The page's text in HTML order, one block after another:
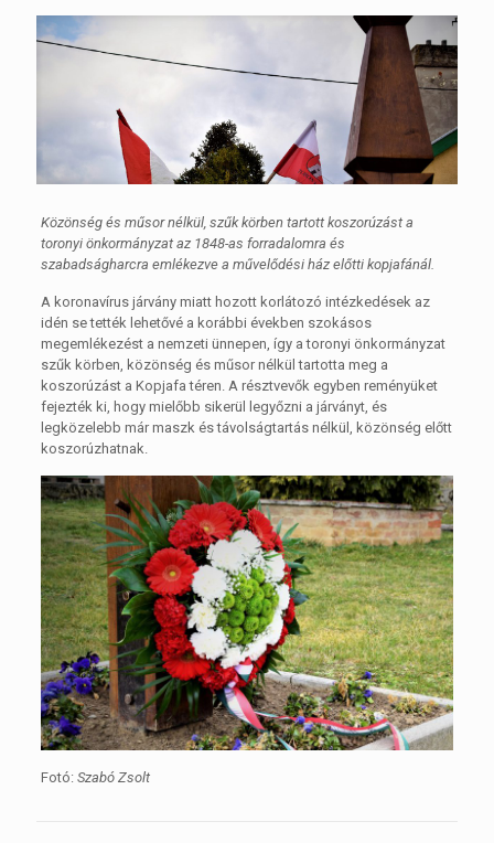
Közönség és műsor nélkül, szűk körben tartott koszorúzást a
toronyi önkormányzat az 1848-as forradalomra és
szabadságharcra emlékezve a művelődési ház előtti kopjafánál.
A koronavírus járvány miatt hozott korlátozó intézkedések az
idén se tették lehetővé a korábbi években szokásos
megemlékezést a nemzeti ünnepen, így a toronyi önkormányzat
szűk körben, közönség és műsor nélkül tartotta meg a
koszorúzást a Kopjafa téren. A résztvevők egyben reményüket
fejezték ki, hogy mielőbb sikerül legyőzni a járványt, és
legközelebb már maszk és távolságtartás nélkül, közönség előtt
koszorúzhatnak.
Fotó: Szabó Zsolt